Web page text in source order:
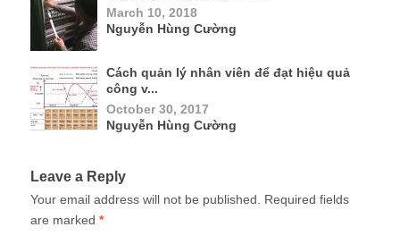
March 10, 2018
Nguyễn Hùng Cường
Cách quản lý nhân viên để đạt hiệu quả
công v...
October 30, 2017
Nguyễn Hùng Cường
Leave a Reply
Your email address will not be published.
Required fields
are marked *